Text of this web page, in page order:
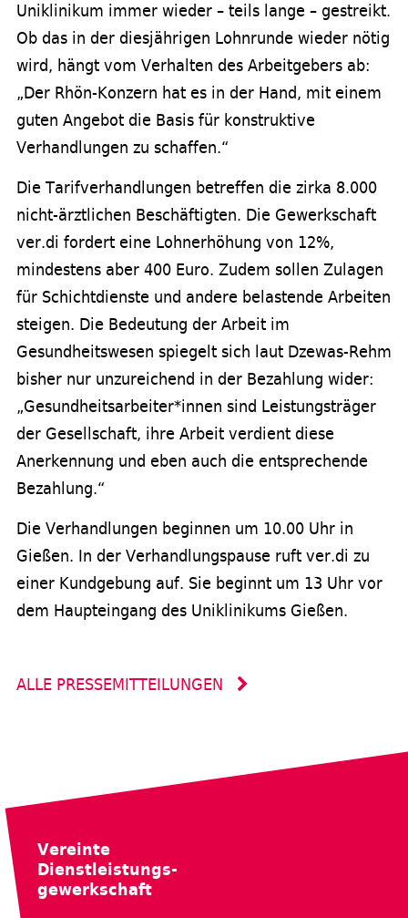
Uniklinikum immer wieder – teils lange – gestreikt.
Ob das in der diesjährigen Lohnrunde wieder nötig
wird, hängt vom Verhalten des Arbeitgebers ab:
„Der Rhön-Konzern hat es in der Hand, mit einem
guten Angebot die Basis für konstruktive
Verhandlungen zu schaffen.“
Die Tarifverhandlungen betreffen die zirka 8.000
nicht-ärztlichen Beschäftigten. Die Gewerkschaft
ver.di fordert eine Lohnerhöhung von 12%,
mindestens aber 400 Euro. Zudem sollen Zulagen
für Schichtdienste und andere belastende Arbeiten
steigen. Die Bedeutung der Arbeit im
Gesundheitswesen spiegelt sich laut Dzewas-Rehm
bisher nur unzureichend in der Bezahlung wider:
„Gesundheitsarbeiter*innen sind Leistungsträger
der Gesellschaft, ihre Arbeit verdient diese
Anerkennung und eben auch die entsprechende
Bezahlung.“
Die Verhandlungen beginnen um 10.00 Uhr in
Gießen. In der Verhandlungspause ruft ver.di zu
einer Kundgebung auf. Sie beginnt um 13 Uhr vor
dem Haupteingang des Uniklinikums Gießen.
ALLE PRESSEMITTEILUNGEN
Vereinte
Dienstleistungs-
gewerkschaft